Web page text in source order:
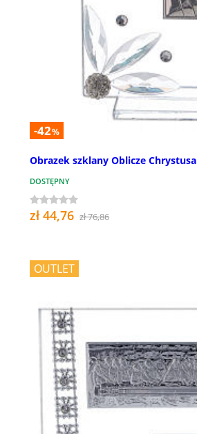
-42%
Obrazek szklany Oblicze Chrystusa
DOSTĘPNY
zł 44,76 zł 76,86
OUTLET